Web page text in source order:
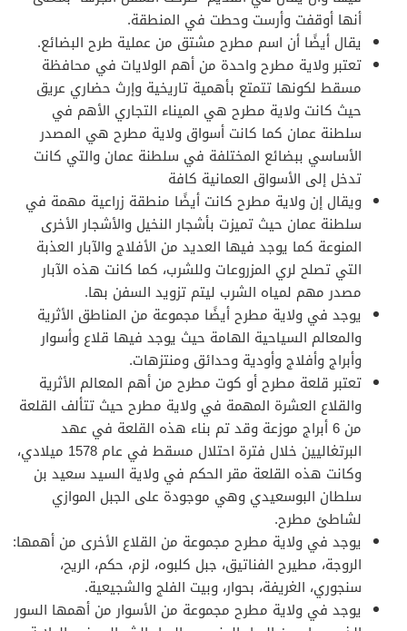
أنها أوقفت وأرست وحطت في المنطقة.
يقال أيضًا أن اسم مطرح مشتق من عملية طرح البضائع.
تعتبر ولاية مطرح واحدة من أهم الولايات في محافظة
مسقط لكونها تتمتع بأهمية تاريخية وإرث حضاري عريق
حيث كانت ولاية مطرح هي الميناء التجاري الأهم في
سلطنة عمان كما كانت أسواق ولاية مطرح هي المصدر
الأساسي ببضائع المختلفة في سلطنة عمان والتي كانت
تدخل إلى الأسواق العمانية كافة
ويقال إن ولاية مطرح كانت أيضًا منطقة زراعية مهمة في
سلطنة عمان حيث تميزت بأشجار النخيل والأشجار الأخرى
المنوعة كما يوجد فيها العديد من الأفلاج والآبار العذبة
التي تصلح لري المزروعات وللشرب، كما كانت هذه الآبار
مصدر مهم لمياه الشرب ليتم تزويد السفن بها.
يوجد في ولاية مطرح أيضًا مجموعة من المناطق الأثرية
والمعالم السياحية الهامة حيث يوجد فيها قلاع وأسوار
وأبراج وأفلاج وأودية وحدائق ومنتزهات.
تعتبر قلعة مطرح أو كوت مطرح من أهم المعالم الأثرية
والقلاع العشرة المهمة في ولاية مطرح حيث تتألف القلعة
من 6 أبراج موزعة وقد تم بناء هذه القلعة في عهد
البرتغاليين خلال فترة احتلال مسقط في عام 1578 ميلادي،
وكانت هذه القلعة مقر الحكم في ولاية السيد سعيد بن
سلطان البوسعيدي وهي موجودة على الجبل الموازي
لشاطئ مطرح.
يوجد في ولاية مطرح مجموعة من القلاع الأخرى من أهمها:
الروجة، مطيرح الفناتيق، جبل كلبوه، لزم، حكم، الريح،
سنجوري، الغريفة، بحوار، وبيت الفلج والشجيعية.
يوجد في ولاية مطرح مجموعة من الأسوار من أهمها السور